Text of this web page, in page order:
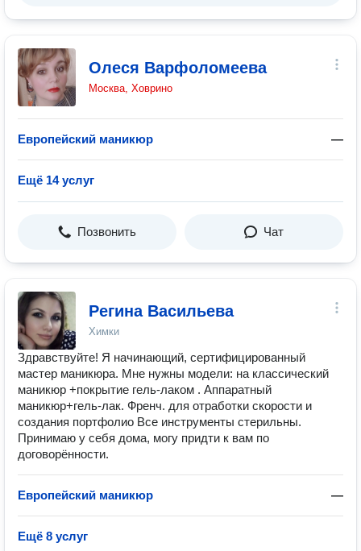
Олеся Варфоломеева
Москва, Ховрино
Европейский маникюр —
Ещё 14 услуг
Позвонить Чат
Регина Васильева
Химки
Здравствуйте! Я начинающий, сертифицированный
мастер маникюра. Мне нужны модели: на классический
маникюр +покрытие гель-лаком . Аппаратный
маникюр+гель-лак. Френч. для отработки скорости и
создания портфолио Все инструменты стерильны.
Принимаю у себя дома, могу придти к вам по
договорённости.
Европейский маникюр —
Ещё 8 услуг